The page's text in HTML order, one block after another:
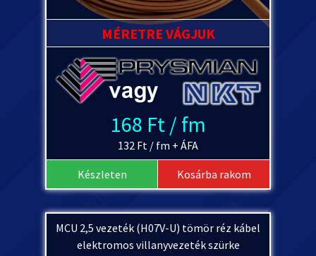
MÉRETRE VÁGJUK
168 Ft / fm
132 Ft / fm + ÁFA
Készleten Kosárba rakom
MCU 2,5 vezeték (H07V-U) tömör réz kábel
elektromos villanyvezeték szürke